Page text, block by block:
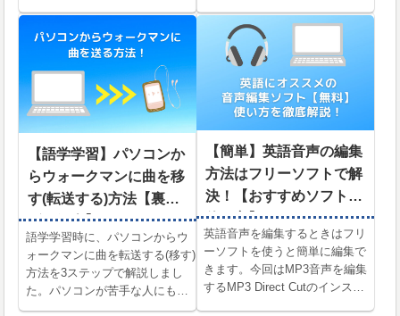
は、英語学習に限定したウォー
クマン語学学習の機能４選と、
英検１級講師の「TOEICリスニ
ング勉強の実況中継」も解説！
また、買うべきおすすめウォー
クマンも紹介しています。
【語学学習】パソコンか
らウォークマンに曲を移
す(転送する)方法【裏ワ
ザも紹介】
語学学習時に、パソコンからウ
ォークマンに曲を転送する(移す)
方法を3ステップで解説しまし
た。パソコンが苦手な人にもわ
かりやすいように写真でくわし
【簡単】英語音声の編集
方法はフリーソフトで解
決！【おすすめソフトの
使い方】
英語音声を編集するときはフリ
ーソフトを使うと簡単に編集で
きます。今回はMP3音声を編集
するMP3 Direct Cutのインスト